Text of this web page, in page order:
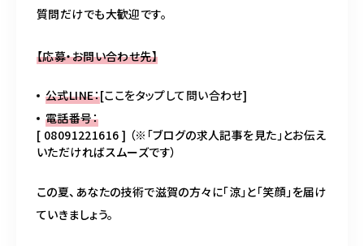
質問だけでも大歓迎です。
【応募・お問い合わせ先】
公式LINE：[ここをタップして問い合わせ]
電話番号：
[ 08091221616 ] （※「ブログの求人記事を見た」とお伝え
いただければスムーズです）
この夏、あなたの技術で滋賀の方々に「涼」と「笑顔」を届け
ていきましょう。